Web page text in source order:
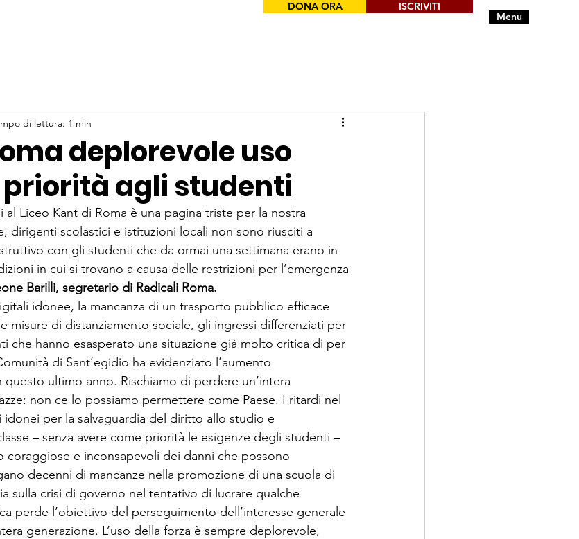
Menu
DONA ORA ISCRIVITI
deplorevole uso
agli studenti
di lettura: 1 min
Liceo Kant di Roma è una pagina triste per la nostra
dirigenti scolastici e istituzioni locali non sono riusciti a
con gli studenti che da ormai una settimana erano in
in cui si trovano a causa delle restrizioni per l’emergenza
Barilli, segretario di Radicali Roma.
idonee, la mancanza di un trasporto pubblico efficace
misure di distanziamento sociale, gli ingressi differenziati per
che hanno esasperato una situazione già molto critica di per
di Sant’egidio ha evidenziato l’aumento
ultimo anno. Rischiamo di perdere un’intera
non ce lo possiamo permettere come Paese. I ritardi nel
per la salvaguardia del diritto allo studio e
– senza avere come priorità le esigenze degli studenti –
coraggiose e inconsapevoli dei danni che possono
decenni di mancanze nella promozione di una scuola di
sulla crisi di governo nel tentativo di lucrare qualche
perde l’obiettivo del perseguimento dell’interesse generale
generazione. L’uso della forza è sempre deplorevole,